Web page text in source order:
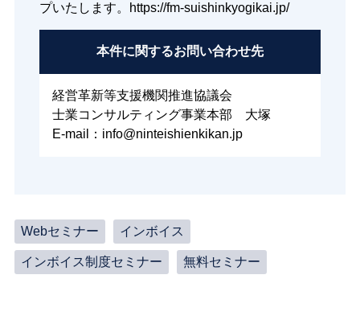
プいたします。https://fm-suishinkyogikai.jp/
本件に関するお問い合わせ先
経営革新等支援機関推進協議会
士業コンサルティング事業本部 大塚
E-mail：info@ninteishienkikan.jp
Webセミナー インボイス
インボイス制度セミナー 無料セミナー